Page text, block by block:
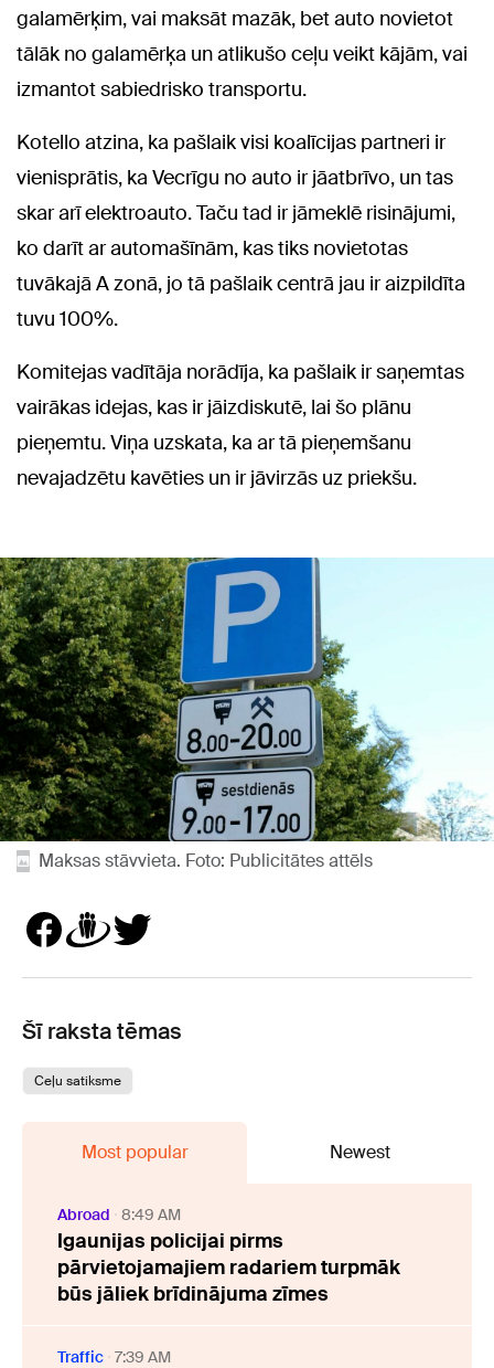
galamērķim, vai maksāt mazāk, bet auto novietot
tālāk no galamērķa un atlikušo ceļu veikt kājām, vai
izmantot sabiedrisko transportu.
Kotello atzina, ka pašlaik visi koalīcijas partneri ir
vienisprātis, ka Vecrīgu no auto ir jāatbrīvo, un tas
skar arī elektroauto. Taču tad ir jāmeklē risinājumi,
ko darīt ar automašīnām, kas tiks novietotas
tuvākajā A zonā, jo tā pašlaik centrā jau ir aizpildīta
tuvu 100%.
Komitejas vadītāja norādīja, ka pašlaik ir saņemtas
vairākas idejas, kas ir jāizdiskutē, lai šo plānu
pieņemtu. Viņa uzskata, ka ar tā pieņemšanu
nevajadzētu kavēties un ir jāvirzās uz priekšu.
Maksas stāvvieta. Foto: Publicitātes attēls
Šī raksta tēmas
Ceļu satiksme
Most popular Newest
Abroad 8:49 AM
Igaunijas policijai pirms
pārvietojamajiem radariem turpmāk
būs jāliek brīdinājuma zīmes
Traffic 7:39 AM